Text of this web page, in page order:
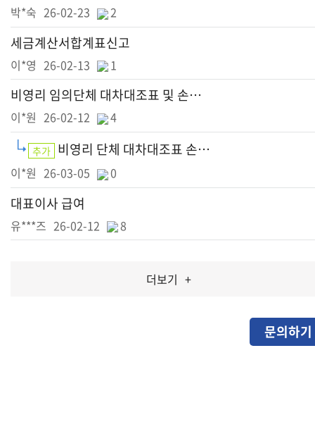
박*숙 26-02-23 2
세금계산서합계표신고
이*영 26-02-13 1
비영리 임의단체 대차대조표 및 손익계산서 작성 관련
이*원 26-02-12 4
추가 비영리 단체 대차대조표 손익계산서 추가 문의
이*원 26-03-05 0
대표이사 급여
유***즈 26-02-12 8
더보기 +
문의하기